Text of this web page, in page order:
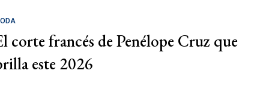
corte francés de Penélope Cruz que
este 2026